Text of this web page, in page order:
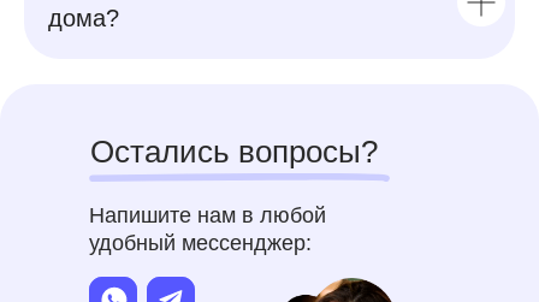
дома?
Остались вопросы?
Напишите нам в любой
удобный мессенджер: